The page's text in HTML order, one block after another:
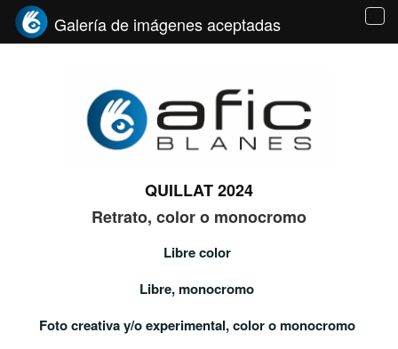
Galería de imágenes aceptadas
QUILLAT 2024
Retrato, color o monocromo
Libre color
Libre, monocromo
Foto creativa y/o experimental, color o monocromo